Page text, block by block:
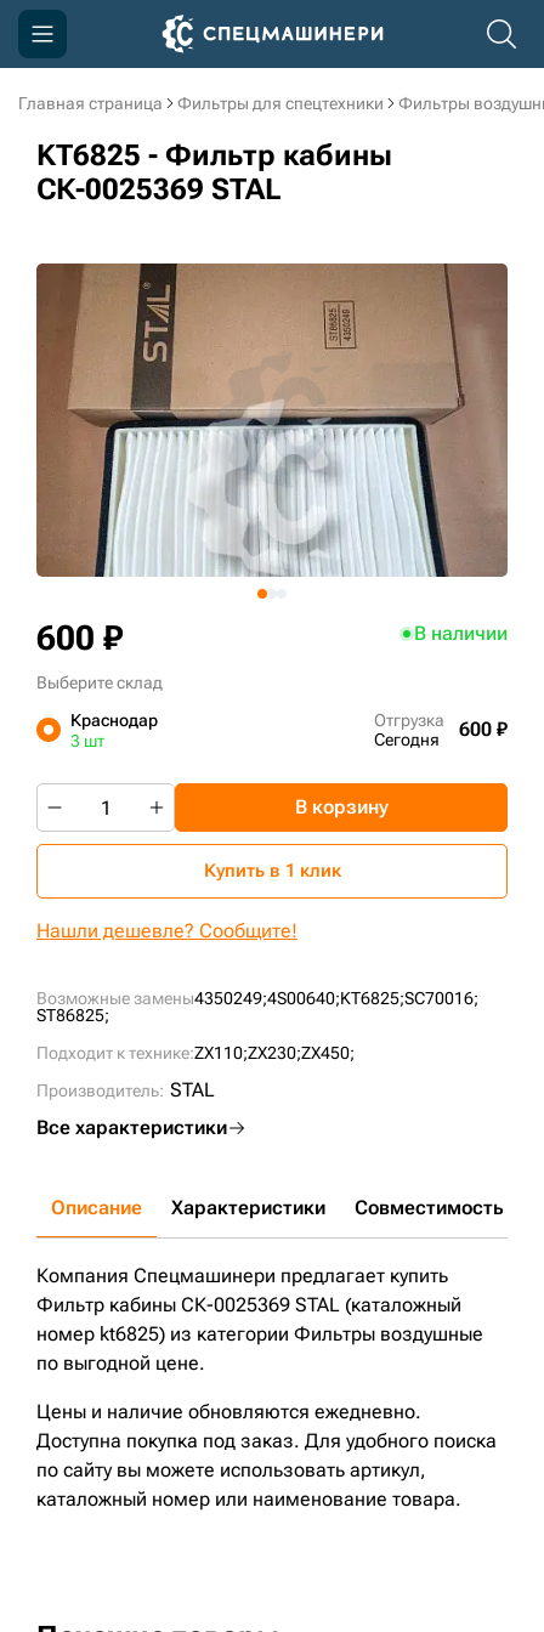
Главная страница Фильтры для спецтехники Фильтры
KT6825 - Фильтр кабины
СК-0025369 STAL
Возможные замены4350249;4S00640;KT6825;SC70016;
ST86825;
Подходит к технике:ZX110;ZX230;ZX450;
Производитель: STAL
Все характеристики
600 ₽ В наличии
Выберите склад
Краснодар
3 шт
Отгрузка
Сегодня
600 ₽
В корзину
Купить в 1 клик
Нашли дешевле? Сообщите!
Описание Характеристики Совместимость
Компания Спецмашинери предлагает купить
Фильтр кабины СК-0025369 STAL (каталожный
номер kt6825) из категории Фильтры воздушные
по выгодной цене.
Цены и наличие обновляются ежедневно.
Доступна покупка под заказ. Для удобного поиска
по сайту вы можете использовать артикул,
каталожный номер или наименование товара.
Компания
Акции
Информация
Контакты
3D тур по производству
3D тур по складам
sksale@skdst.ru
+7 (499) 394-50-93